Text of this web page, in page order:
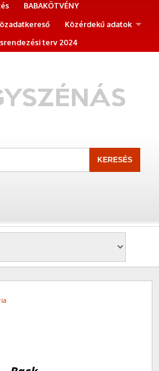
BABAKÖTVÉNY
Közérdekű adatok
terv 2024